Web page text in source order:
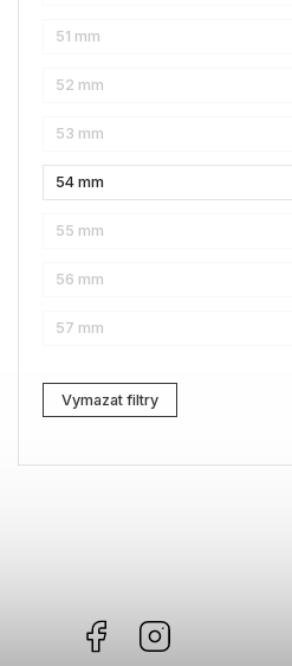
Karl Lagerfeld
Love Moschino
Pierre Cardin
Fossil
Web
Lacoste
Kenzo
Carrera
Moschino
51 mm
52 mm
53 mm
54 mm
55 mm
56 mm
57 mm
Vymazat filtry
Facebook